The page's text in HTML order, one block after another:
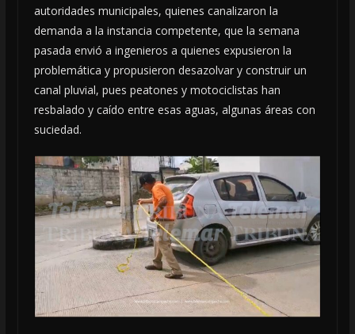
autoridades municipales, quienes canalizaron la
demanda a la instancia competente, que la semana
pasada envió a ingenieros a quienes expusieron la
problemática y propusieron desazolvar y construir un
canal pluvial, pues peatones y motociclistas han
resbalado y caído entre esas aguas, algunas áreas con
suciedad.